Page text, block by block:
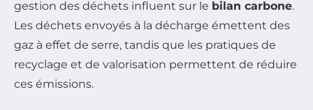
gestion des déchets influent sur le bilan carbone.
Les déchets envoyés à la décharge émettent des
gaz à effet de serre, tandis que les pratiques de
recyclage et de valorisation permettent de réduire
ces émissions.